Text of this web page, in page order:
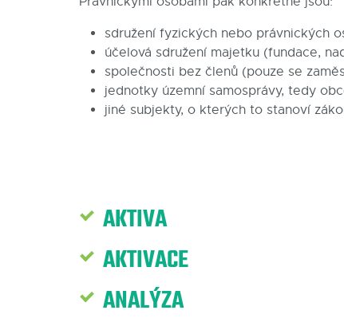
sdružení fyzických nebo právnických
účelová sdružení majetku (fundace,
společnosti bez členů (pouze se
jednotky územní samosprávy, tedy
jiné subjekty, o kterých to stanoví
AKTIVA
AKTIVACE
ANALÝZA